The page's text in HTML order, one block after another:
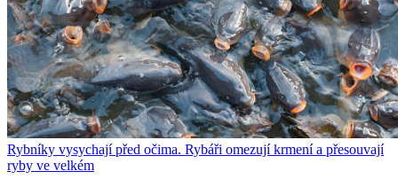
Rybníky vysychají před očima. Rybáři omezují krmení a přesouvají
ryby ve velkém